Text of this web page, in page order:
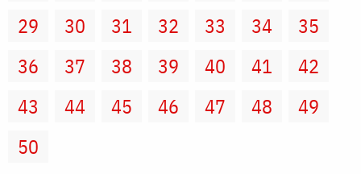
29
30 31 32 33 34
35
36
37 38 39 40 41
42
43
44 45 46 47 48
49
50